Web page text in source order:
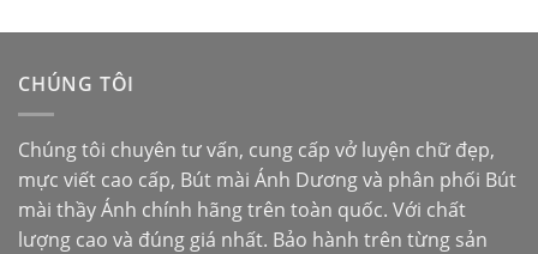
CHÚNG TÔI
Chúng tôi chuyên tư vấn, cung cấp vở luyện chữ đẹp,
mực viết cao cấp, Bút mài Ánh Dươngvà phân phối Bút
mài thầy Ánh chính hãng trên toàn quốc. Với chất
lượng cao và đúng giá nhất. Bảo hành trên từng sản